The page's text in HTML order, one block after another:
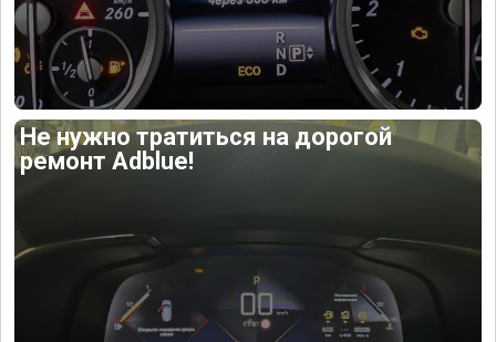
Не нужно тратиться на дорогой
ремонт Adblue!